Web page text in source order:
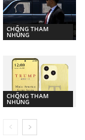
CHỐNG THAM
NHŨNG
CHỐNG THAM
NHŨNG